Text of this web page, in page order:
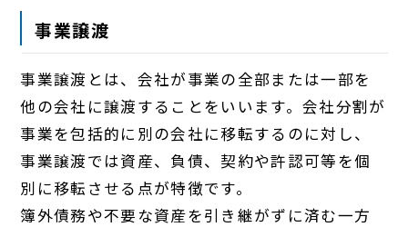
事業譲渡
事業譲渡とは、会社が事業の全部または一部を
他の会社に譲渡することをいいます。会社分割が
事業を包括的に別の会社に移転するのに対し、
事業譲渡では資産、負債、契約や許認可等を個
別に移転させる点が特徴です。
簿外債務や不要な資産を引き継がずに済む一方